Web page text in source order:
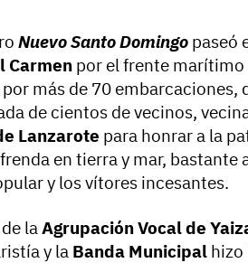
Nuevo Santo Domingo paseó
Carmen por el frente marítimo
más de 70 embarcaciones,
de cientos de vecinos,
Lanzarote para honrar a la
en tierra y mar, bastante
y los vítores incesantes.
laAgrupación Vocal de
y la Banda Municipal